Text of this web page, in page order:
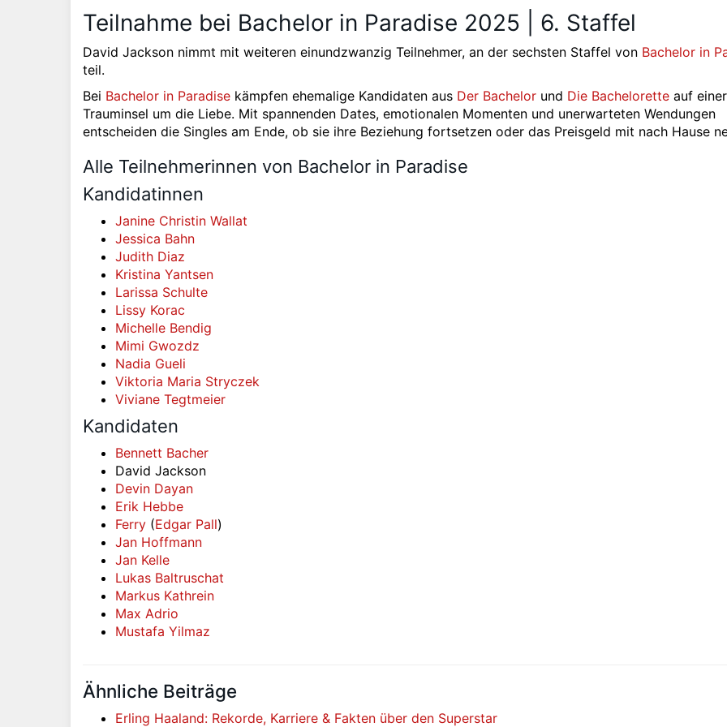
Teilnahme bei Bachelor in Paradise 2025 | 6. Staffel
David Jackson nimmt mit weiteren einundzwanzig Teilnehmer, an der sechsten Staffel von Bachelor in
teil.
Bei Bachelor in Paradise kämpfen ehemalige Kandidaten aus Der Bachelor und Die Bachelorette auf einer
Trauminsel um die Liebe. Mit spannenden Dates, emotionalen Momenten und unerwarteten Wendungen
entscheiden die Singles am Ende, ob sie ihre Beziehung fortsetzen oder das Preisgeld mit nach Hause
Alle Teilnehmerinnen von Bachelor in Paradise
Kandidatinnen
Janine Christin Wallat
Jessica Bahn
Judith Diaz
Kristina Yantsen
Larissa Schulte
Lissy Korac
Michelle Bendig
Mimi Gwozdz
Nadia Gueli
Viktoria Maria Stryczek
Viviane Tegtmeier
Kandidaten
Bennett Bacher
David Jackson
Devin Dayan
Erik Hebbe
Ferry (Edgar Pall)
Jan Hoffmann
Jan Kelle
Lukas Baltruschat
Markus Kathrein
Max Adrio
Mustafa Yilmaz
Ähnliche Beiträge
Erling Haaland: Rekorde, Karriere & Fakten über den Superstar